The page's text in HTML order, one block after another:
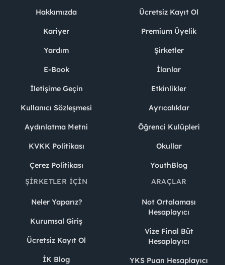
Hakkımızda
Kariyer
Yardım
E-Book
İletişime Geçin
Kullanıcı Sözleşmesi
Aydınlatma Metni
KVKK Politikası
Çerez Politikası
Ücretsiz Kayıt Ol
Premium Üyelik
Şirketler
İlanlar
Etkinlikler
Ayrıcalıklar
Öğrenci Kulüpleri
Okullar
YouthBlog
ŞIRKETLER İÇIN
Neler Yaparız?
Kurumsal Giriş
Ücretsiz Kayıt Ol
İK Blog
ARAÇLAR
Not Ortalaması
Hesaplayıcı
Vize Final Büt
Hesaplayıcı
YKS Puan Hesaplayıcı